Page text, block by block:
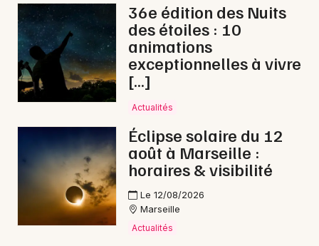
Concerts
Sports
Soirées
Expos
Sorties & loisirs
Reggae dans les Bouches du Rhône
Nice
Paris
Strasbourg
Toulouse
36e édition des Nuits
des étoiles : 10
animations
exceptionnelles à vivre
[…]
Actualités
Éclipse solaire du 12
août à Marseille :
horaires & visibilité
Le 12/08/2026
Marseille
Actualités